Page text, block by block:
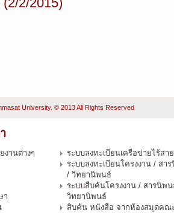
University. © 2013 All Rights Reserved
งานต่างๆ
า
ระบบลงทะเบียนเครือข่ายไร้สาย
ระบบลงทะเบียนโครงงาน / สา
/ วิทยานิพนธ์
ระบบสืบค้นโครงงาน / สารนิพ
วิทยานิพนธ์
สิบค้น หนังสือ จากห้องสมุดคณ